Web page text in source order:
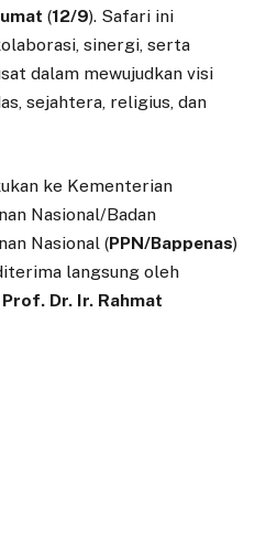
(12/9). Safari ini
sinergi, serta
dalam mewujudkan visi
sejahtera, religius, dan
ke Kementerian
Nasional/Badan
Nasional (PPN/Bappenas)
langsung oleh
Prof. Dr. Ir. Rahmat